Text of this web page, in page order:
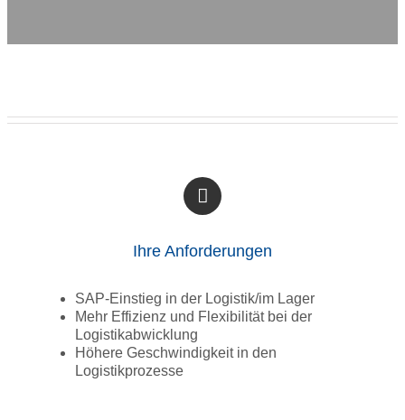
Ihre Anforderungen
SAP-Einstieg in der Logistik/im Lager
Mehr Effizienz und Flexibilität bei der
Logistikabwicklung
Höhere Geschwindigkeit in den
Logistikprozesse